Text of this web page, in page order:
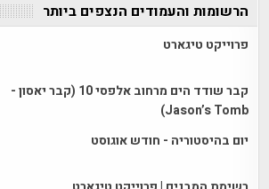
הרשומות והעמודים הנצפים ביותר
פרוייקט טיגארט
קבר שודד הים מרחוב אלפסי 10 (קבר יאסון -
Jason’s Tomb)
יום בהיסטוריה - חודש אוגוסט